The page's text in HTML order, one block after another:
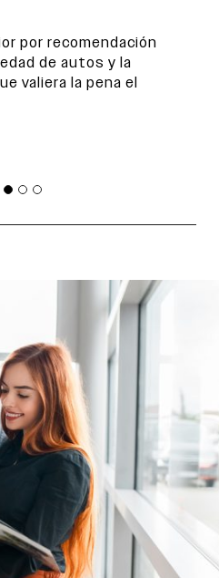
por recomendación
de autos y la
valiera la pena el